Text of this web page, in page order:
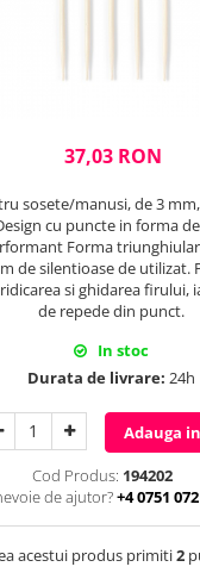
37,03 RON
sosete/manusi, de 3
cu puncte in forma
Forma
de silentioase de utilizat.
si ghidarea firului,
de repede din punct.
In stoc
Durata de livrare: 24h
Adauga
Cod Produs: 194202
de ajutor?+4 0751
acestui produs primiti2